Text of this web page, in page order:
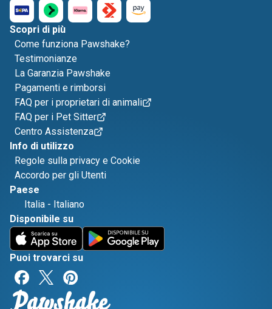
Scopri di più
Come funziona Pawshake?
Testimonianze
La Garanzia Pawshake
Pagamenti e rimborsi
FAQ per i proprietari di animali
FAQ per i Pet Sitter
Centro Assistenza
Info di utilizzo
Regole sulla privacy e Cookie
Accordo per gli Utenti
Paese
Italia - Italiano
Disponibile su
Puoi trovarci su